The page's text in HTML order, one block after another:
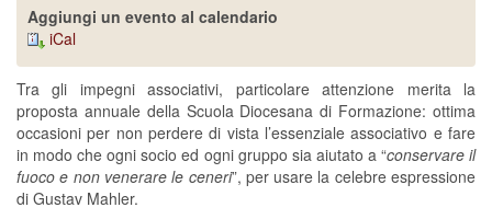
Aggiungi un evento al calendario
iCal
Tra gli impegni associativi, particolare attenzione merita la
proposta annuale della Scuola Diocesana di Formazione: ottima
occasioni per non perdere di vista l’essenziale associativo e fare
in modo che ogni socio ed ogni gruppo sia aiutato a “conservare il
fuoco e non venerare le ceneri”, per usare la celebre espressione
di Gustav Mahler.